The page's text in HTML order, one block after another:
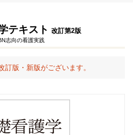
テキスト 改訂第2版
志向の看護実践
訂版・新版がございます。